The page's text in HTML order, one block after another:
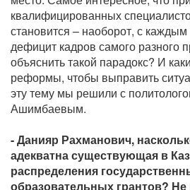
квалифицированных
становится – наоборот, с каждым
дефицит кадров самого
объяснить такой парадокс? И
реформы, чтобы выправить
эту тему мы решили с
Ашимбаевым.
- Данияр Рахманович,
адекватна существующая в
распределения
образовательных грантов?